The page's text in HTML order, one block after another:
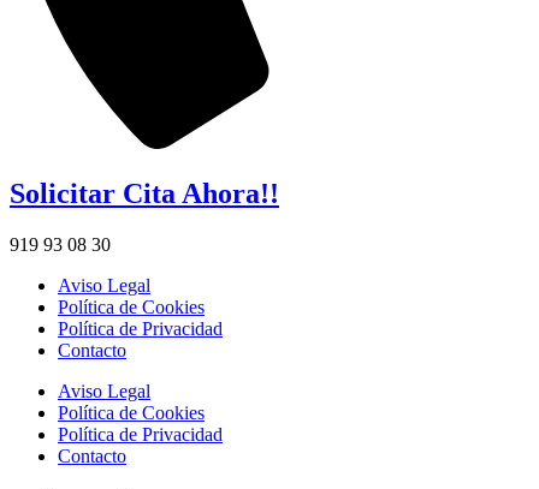
Solicitar Cita Ahora!!
919 93 08 30
Aviso Legal
Política de Cookies
Política de Privacidad
Contacto
Aviso Legal
Política de Cookies
Política de Privacidad
Contacto